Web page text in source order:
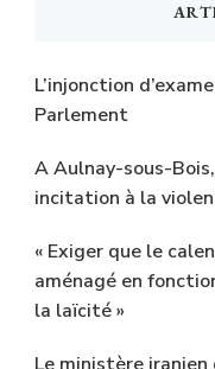
L’injonction
Parlement
A Aulnay-sous-
incitation à la
« Exiger que le
aménagé en
la laïcité »